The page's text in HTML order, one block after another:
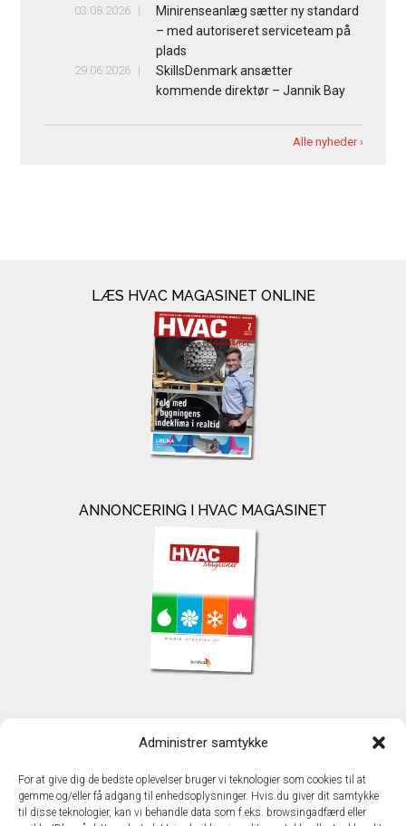
Administrer samtykke
For at give dig de bedste oplevelser bruger vi teknologier som cookies til at
gemme og/eller få adgang til enhedsoplysninger. Hvis du giver dit samtykke
til disse teknologier, kan vi behandle data som f.eks. browsingadfærd eller
03.08.2026
Minirenseanlæg sætter ny standard
– med autoriseret serviceteam på
plads
29.06.2026
SkillsDenmark ansætter
kommende direktør – Jannik Bay
Alle nyheder ›
LÆS HVAC MAGASINET ONLINE
ANNONCERING I HVAC MAGASINET
TechMedia A/S
DK - 2600 Glostrup
www.techmedia.dk